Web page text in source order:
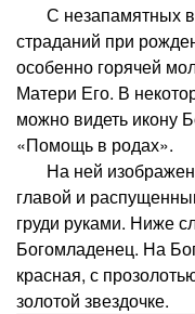
С незапамятных
страданий при
особенно горячей
Матери Его. В
можно видеть икону
«Помощь в родах».
На ней
главой и
груди руками. Ниже
Богомладенец. На
красная, с
золотой звездочке.